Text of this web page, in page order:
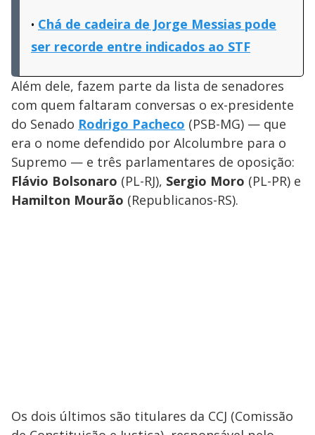
Chá de cadeira de Jorge Messias pode
ser recorde entre indicados ao STF
Além dele, fazem parte da lista de senadores
com quem faltaram conversas o ex-presidente
do Senado Rodrigo Pacheco (PSB-MG) — que
era o nome defendido por Alcolumbre para o
Supremo — e três parlamentares de oposição:
Flávio Bolsonaro (PL-RJ), Sergio Moro (PL-PR) e
Hamilton Mourão (Republicanos-RS).
Os dois últimos são titulares da CCJ (Comissão